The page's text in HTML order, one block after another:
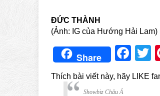
ĐỨC THÀNH
(Ảnh: IG của Hướng Hải Lam)
Share
Thích bài viết này, hãy LIKE
Showbiz Châu Á